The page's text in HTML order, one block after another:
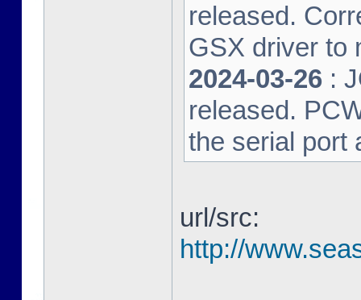
released.
GSX driver to
2024-03-26 :
released.
the serial port
url/src:
http://